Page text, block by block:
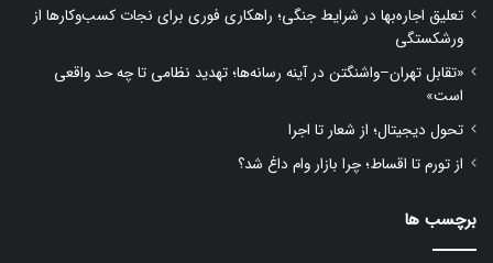
تعلیق اجاره‌بها در شرایط جنگی؛ راهکاری فوری برای نجات کسب‌وکارها از
ورشکستگی
«تقابل تهران–واشنگتن در آینه رسانه‌ها؛ تهدید نظامی تا چه حد واقعی
است»
تحول دیجیتال؛ از شعار تا اجرا
از تورم تا اقساط؛ چرا بازار وام داغ شد؟
برچسب ها